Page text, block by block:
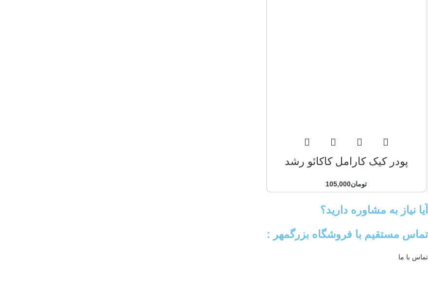
پودر کیک کارامل کاکائو رشد
تومان105,000
آیا نیاز به مشاوره دارید؟
تماس مستقیم با فروشگاه بزرگمهر :
تماس با ما